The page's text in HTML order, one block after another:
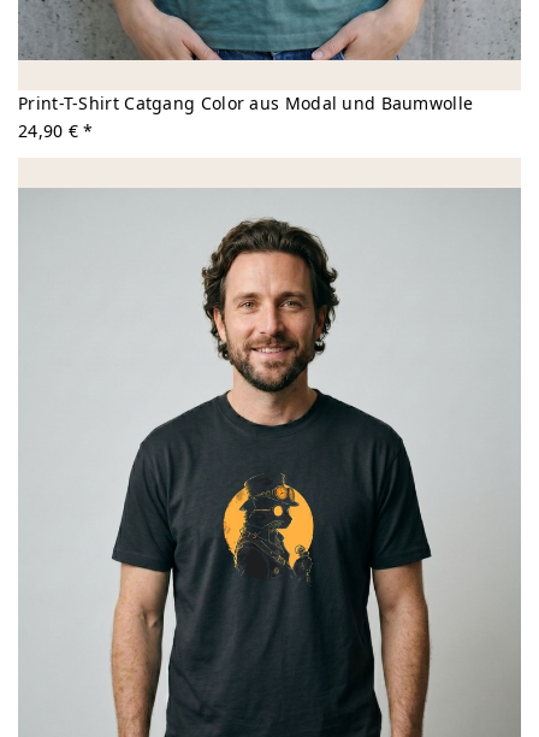
Print-T-Shirt Catgang Color aus Modal und Baumwolle
24,90 € *